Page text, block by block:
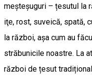
meşteşuguri – țesutul la
iţe, rost, suveică, spată,
la război, aşa cum au
străbunicile noastre. La
război de țesut